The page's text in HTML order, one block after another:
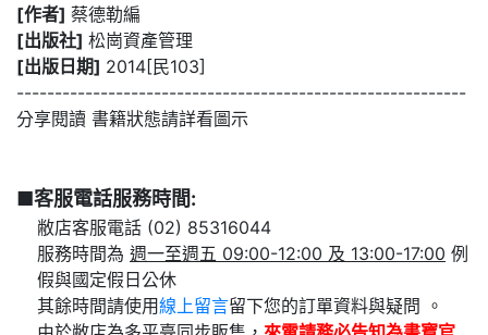
[作者] 蔡德勒編
[出版社] 松崗資產管理
[出版日期] 2014[民103]
-----------------------------------------------------------
分享閱讀 書籍狀態請詳看圖示
■客服電話服務時間:
敝店客服電話 (02) 85316044
服務時間為 週一至週五 09:00-12:00 及 13:00-17:00 例
假與國定假日公休
其餘時間請使用線上留言
留下您的訂單資料與疑問 。